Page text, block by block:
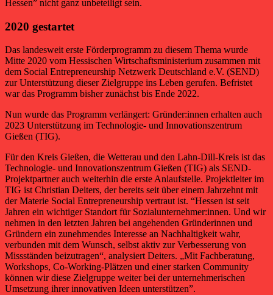
Hessen” nicht ganz unbeteiligt sein.
2020 gestartet
Das landesweit erste Förderprogramm zu diesem Thema wurde
Mitte 2020 vom Hessischen Wirtschaftsministerium zusammen mit
dem Social Entrepreneurship Netzwerk Deutschland e.V. (SEND)
zur Unterstützung dieser Zielgruppe ins Leben gerufen. Befristet
war das Programm bisher zunächst bis Ende 2022.
Nun wurde das Programm verlängert: Gründer:innen erhalten auch
2023 Unterstützung im Technologie- und Innovationszentrum
Gießen (TIG).
Für den Kreis Gießen, die Wetterau und den Lahn-Dill-Kreis ist das
Technologie- und Innovationszentrum Gießen (TIG) als SEND-
Projektpartner auch weiterhin die erste Anlaufstelle. Projektleiter im
TIG ist Christian Deiters, der bereits seit über einem Jahrzehnt mit
der Materie Social Entrepreneurship vertraut ist. “Hessen ist seit
Jahren ein wichtiger Standort für Sozialunternehmer:innen. Und wir
nehmen in den letzten Jahren bei angehenden Gründerinnen und
Gründern ein zunehmendes Interesse an Nachhaltigkeit wahr,
verbunden mit dem Wunsch, selbst aktiv zur Verbesserung von
Missständen beizutragen“, analysiert Deiters. „Mit Fachberatung,
Workshops, Co-Working-Plätzen und einer starken Community
können wir diese Zielgruppe weiter bei der unternehmerischen
Umsetzung ihrer innovativen Ideen unterstützen”.